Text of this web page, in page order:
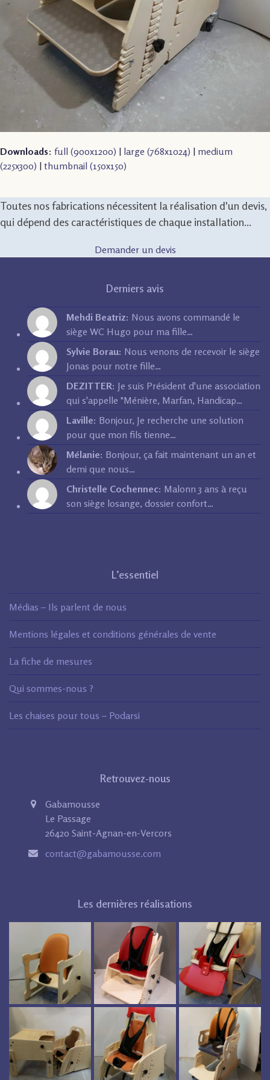
Downloads: full (900x1200) | large (768x1024) | medium
(225x300) | thumbnail (150x150)
Toutes nos fabrications nécessitent la réalisation d'un devis,
qui dépend des caractéristiques de chaque installation...
Demander un devis
Derniers avis
Mehdi Beatriz: Nous avons commandé le
siège WC Hugo pour ma fille…
Sylvie Borau: Nous venons de recevoir le siège
Jonas pour notre fille…
DEZITTER: Je suis Président d'une association
qui s'appelle "Ménière, Marfan, Handicap…
Laville: Bonjour, Je recherche une solution
pour que mon fils tienne…
Mélanie: Bonjour, ça fait maintenant un an et
demi que nous…
Christelle Cochennec: Malonn 3 ans à reçu
son siège losange, dossier confort…
L’essentiel
Médias – Ils parlent de nous
Mentions légales et conditions générales de vente
La fiche de mesures
Qui sommes-nous ?
Les chaises pour tous – Podarsi
Retrouvez-nous
Gabamousse
Le Passage
26420 Saint-Agnan-en-Vercors
contact@gabamousse.com
Les dernières réalisations